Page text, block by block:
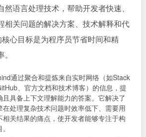
语言处理技术，帮助开发者快速、
相关问题的解决方案、技术解释和代
心目标是为程序员节省时间和精
通过聚合和提炼来自实时网络（如Stack
、官方文档和技术博客）的信息，提
且具备上下文理解能力的答案。它解决了
在处理复杂技术问题时效率低下、需要用
相关结果的痛点，使开发者能够专注于构